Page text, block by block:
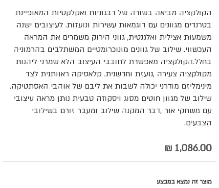
הקולקציה מביאה בשורה של רבגוניות ואקלקטיות המאופיינת
בטרנדים מגוונים עם דוגמאות עשירות ונועזות. לעיצובים ישנה
משמעות אצילית ואלגנטית, גווני הירוק משמרים את המראה
העכשווי. שילוב של גוונים מונוכרומטיים המשתלבים בהרמוניה
בחלל.הקולקציה מאפשרת לחובבי העיצוב הלא שמרני ליהנות
מקולקציה צעירה ,נועזת וחדשנית. קלאסיקה ראוותנית לצד
מינימליזם מודרני יכולה לשבות את ליבם של אוהבי האסתטיקה.
שילוב של מגוון חוטים מסוג ויסקוזה טבעית נותן מראה עיצובי
עם משחקי אור ,דבר המקנה שילוב ומעבר זורם בשילובי
הצבעים.
1,086.00 ₪
מוצר זה נמצא במבצע